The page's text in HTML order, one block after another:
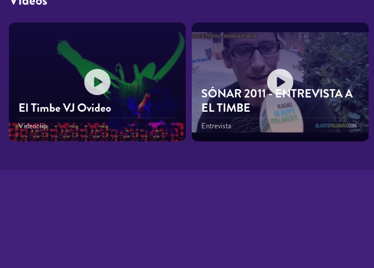
El Timbe VJ Ovideo
Videoclip
SÓNAR 2011 - ENTREVISTA A
EL TIMBE
Entrevista